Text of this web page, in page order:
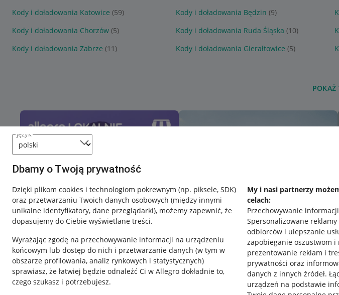
język
Dbamy o Twoją prywatność
Dzięki plikom cookies i technologiom pokrewnym (np. piksele, SDK)
oraz przetwarzaniu Twoich danych osobowych (między innymi
unikalne identyfikatory, dane przeglądarki), możemy zapewnić, że
dopasujemy do Ciebie wyświetlane treści.
Wyrażając zgodę na przechowywanie informacji na urządzeniu
końcowym lub dostęp do nich i przetwarzanie danych (w tym w
obszarze profilowania, analiz rynkowych i statystycznych)
sprawiasz, że łatwiej będzie odnaleźć Ci w Allegro dokładnie to,
czego szukasz i potrzebujesz.
My i nasi partnerzy
celach:
Przechowywanie
Spersonalizowane
odbiorców i ulepszanie
zapobieganie oszustwom i
prezentowanie reklam i
prywatności oraz
danych z innych źródeł.
urządzeń na podstawie
Kody i doładowania Katowice (59) Kody i doładowania Będzin (9)
Kody i doładowania Chorzów (5) Kody i doładowania Ruda Śląska (10)
Kody i doładowania Zabrze (11) Kody i doładowania Gierałtowice (5)
POKAŻ
Przydatne informacje